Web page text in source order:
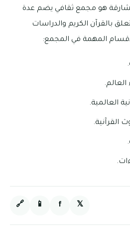
هو مجمع ثقافي يضم عدة
بالقرآن الكريم والدراسات
المهمة في المجمع:
العالمية.
القرآنية.
𝕏
f
📱
🔗